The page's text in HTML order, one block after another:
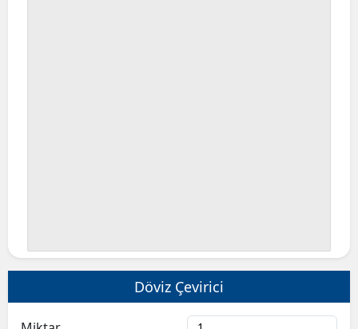
Çorum
Diyarbakır
Döviz Çevirici